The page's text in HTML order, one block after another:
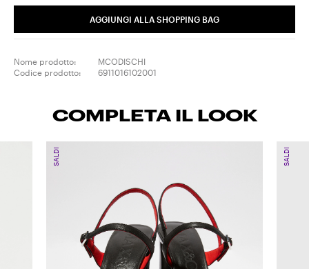
AGGIUNGI ALLA SHOPPING BAG
Nome prodotto:
MCODISCHI
Codice prodotto:
6911016102001
COMPLETA IL LOOK
SALDI SALDI